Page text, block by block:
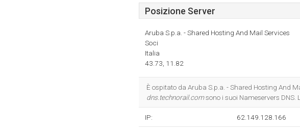
Posizione Server
Aruba S.p.a. - Shared Hosting And Mail Services
Soci
Italia
43.73, 11.82
È ospitato da Aruba S.p.a. - Shared Hosting And
dns.technorail.comsono i suoi Nameservers
IP: 62.149.128.166